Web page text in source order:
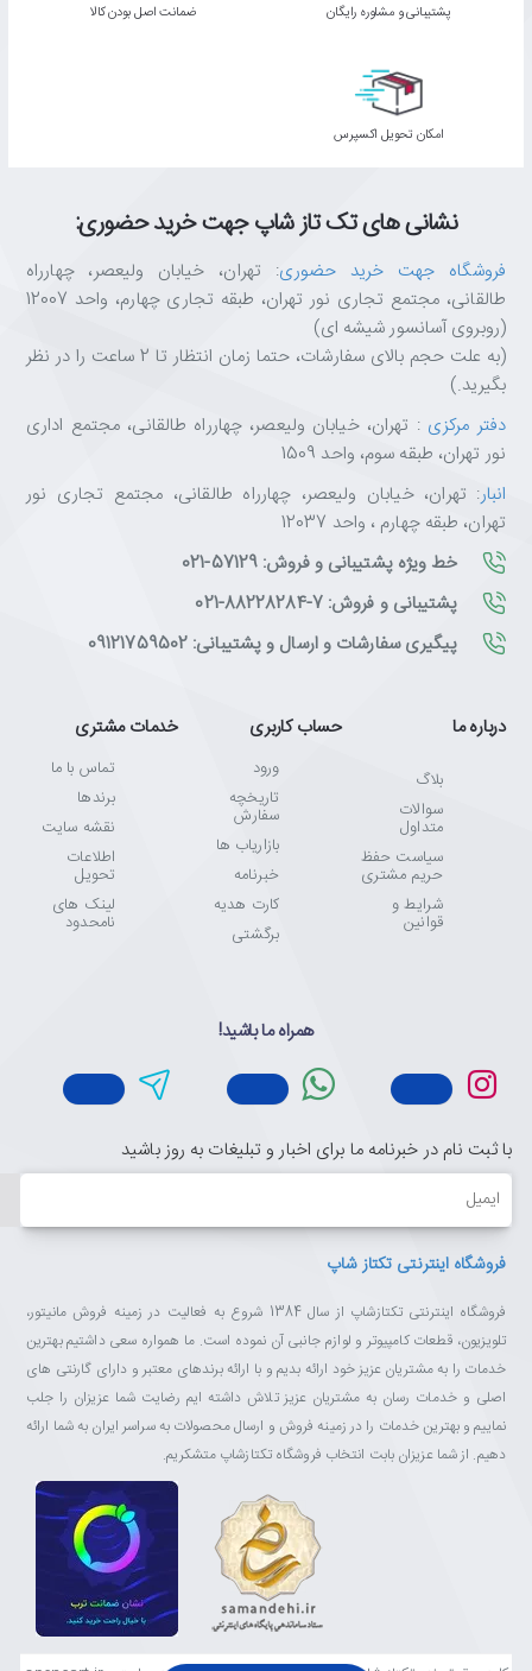
پشتیبانی و مشاوره رایگان ﺿﻤﺎﻧﺖ اﺻﻞ ﺑﻮدن ﮐﺎﻟﺎ
اﻣﮑﺎن ﺗﺤﻮﯾﻞ اﮐﺴﭙﺮس
نشانی های تک تاز شاپ جهت خرید حضوری:
فروشگاه جهت خرید حضوری: تهران، خیابان ولیعصر، چهارراه
طالقانی، مجتمع تجاری نور تهران، طبقه تجاری چهارم، واحد 12007
(روبروی آسانسور شیشه ای)
(به علت حجم بالای سفارشات، حتما زمان انتظار تا 2 ساعت را در نظر
بگیرید.)
دفتر مرکزی : تهران، خیابان ولیعصر، چهارراه طالقانی، مجتمع اداری
نور تهران، طبقه سوم، واحد 1509
انبار: تهران، خیابان ولیعصر، چهارراه طالقانی، مجتمع تجاری نور
تهران، طبقه چهارم ، واحد 12037
خط ویژه پشتیبانی و فروش: 57129-021
پشتیبانی و فروش: 7-88228284-021
پیگیری سفارشات و ارسال و پشتیبانی: 09121759502
درباره ما
بلاگ
سوالات
متداول
سیاست حفظ
حریم مشتری
شرایط و
قوانین
حساب کاربری
ورود
تاریخچه
سفارش
بازاریاب ها
خبرنامه
کارت هدیه
برگشتی
خدمات مشتری
تماس با ما
برندها
نقشه سایت
اطلاعات
تحویل
لینک های
نامحدود
همراه ما باشید!
با ثبت نام در خبرنامه ما برای اخبار و تبلیغات به روز باشید
ایمیل
فروشگاه اینترنتی تکتاز شاپ
فروشگاه اینترنتی تکتازشاپ از سال 1384 شروع به فعالیت در زمینه فروش مانیتور،
تلویزیون، قطعات کامپیوتر و لوازم جانبی آن نموده است. ما همواره سعی داشتیم بهترین
خدمات را به مشتریان عزیز خود ارائه بدیم و با ارائه برندهای معتبر و دارای گارنتی های
اصلی و خدمات رسان به مشتریان عزیز تلاش داشته ایم رضایت شما عزیزان را جلب
نماییم و بهترین خدمات را در زمینه فروش و ارسال محصولات به سراسر ایران به شما ارائه
دهیم. از شما عزیزان بابت انتخاب فروشگاه تکتازشاپ متشکریم.